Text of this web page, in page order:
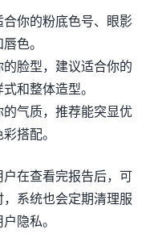
合你的粉底色号、眼影
色。
的脸型，建议适合你的
和整体造型。
的气质，推荐能突显优
搭配。
在查看完报告后，可
系统也会定期清理服
隐私。